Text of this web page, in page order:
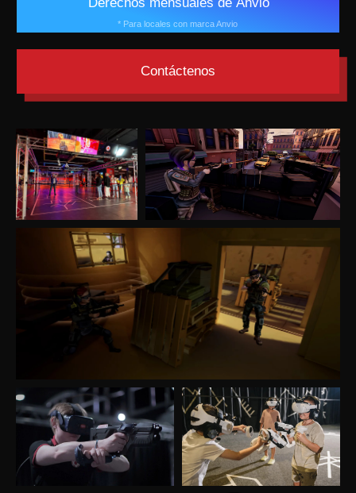
JUEGOS DE
ARCADE VR
GENERADORES DE
GANANCIAS
aprendido de ellos y visto cómo funcionan nuestros
juegos en una variedad de locales diferentes. Esta
experiencia es la razón por la que nuestros juegos
brindan emociones y adrenalina pura, al tiempo que
generan ganancias para nuestros socios.
30min 1-3 10+
MÁS DETALLES